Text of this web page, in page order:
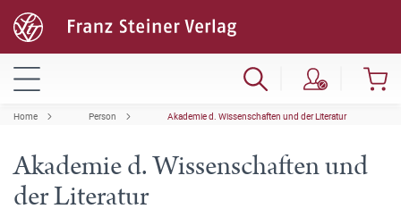
Home Person Akademie d. Wissenschaften und der Literatur
Akademie d. Wissenschaften und
der Literatur